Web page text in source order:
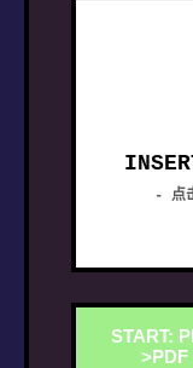
- 点
START:
>PDF